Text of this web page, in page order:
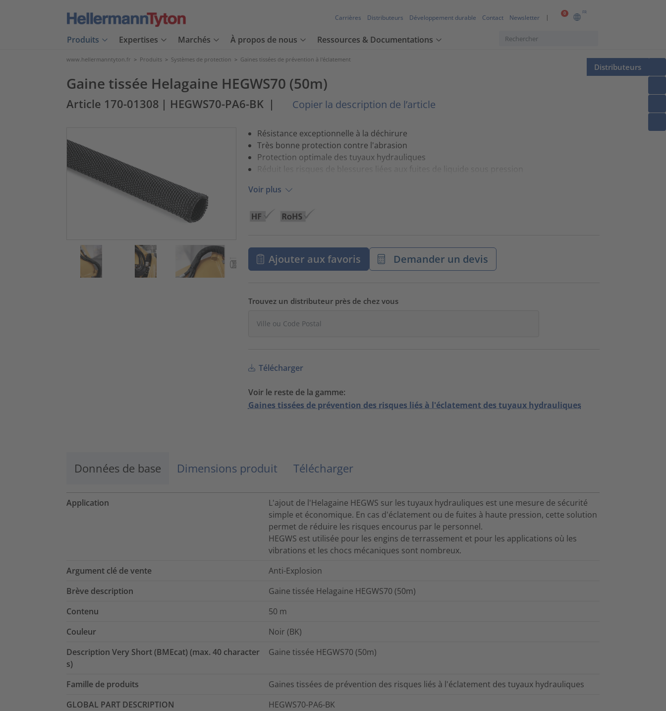
0 FR
Carrières Distributeurs Développement durable Contact Newsletter
Produits Expertises Marchés À propos de nous Ressources & Documentations
Distributeurs
www.hellermanntyton.fr > Produits > Systèmes de protection > Gaines tissées de prévention à l'éclatement
Gaine tissée Helagaine HEGWS70 (50m)
Article 170-01308 | HEGWS70-PA6-BK | Copier la description de l’article
Résistance exceptionnelle à la déchirure
Très bonne protection contre l'abrasion
Protection optimale des tuyaux hydrauliques
Réduit les risques de blessures liées aux fuites de liquide sous pression
Voir plus
Ajouter aux favoris Demander un devis
Trouvez un distributeur près de chez vous
Télécharger
Voir le reste de la gamme:
Gaines tissées de prévention des risques liés à l'éclatement des tuyaux hydrauliques
Données de base Dimensions produit Télécharger
Application
L'ajout de l'Helagaine HEGWS sur les tuyaux hydrauliques est une mesure de sécurité
simple et économique. En cas d'éclatement ou de fuites à haute pression, cette solution
permet de réduire les risques encourus par le personnel.
HEGWS est utilisée pour les engins de terrassement et pour les applications où les
vibrations et les chocs mécaniques sont nombreux.
Argument clé de vente
Anti-Explosion
Brève description
Gaine tissée Helagaine HEGWS70 (50m)
Contenu
50 m
Couleur
Noir (BK)
Description Very Short (BMEcat) (max. 40 character
s)
Gaine tissée HEGWS70 (50m)
Famille de produits
Gaines tissées de prévention des risques liés à l'éclatement des tuyaux hydrauliques
GLOBAL PART DESCRIPTION
HEGWS70-PA6-BK